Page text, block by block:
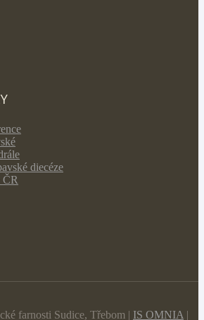
diecéze
farnosti Sudice, Třebom | IS OMNIA |